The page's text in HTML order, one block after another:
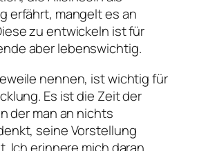
erfährt, mangelt es an
zu entwickeln ist für
aber lebenswichtig.
nennen, ist wichtig für
Es ist die Zeit der
der man an nichts
seine Vorstellung
Ich erinnere mich daran,